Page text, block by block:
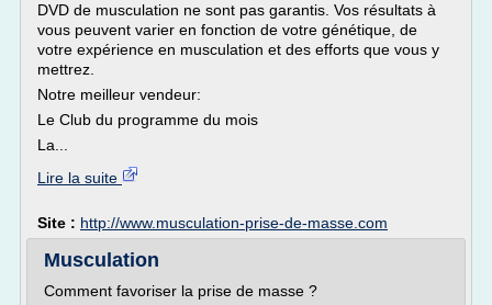
DVD de musculation ne sont pas garantis. Vos résultats à
vous peuvent varier en fonction de votre génétique, de
votre expérience en musculation et des efforts que vous y
mettrez.
Notre meilleur vendeur:
Le Club du programme du mois
La...
Lire la suite
Site : http://www.musculation-prise-de-masse.com
Musculation
Comment favoriser la prise de masse ?